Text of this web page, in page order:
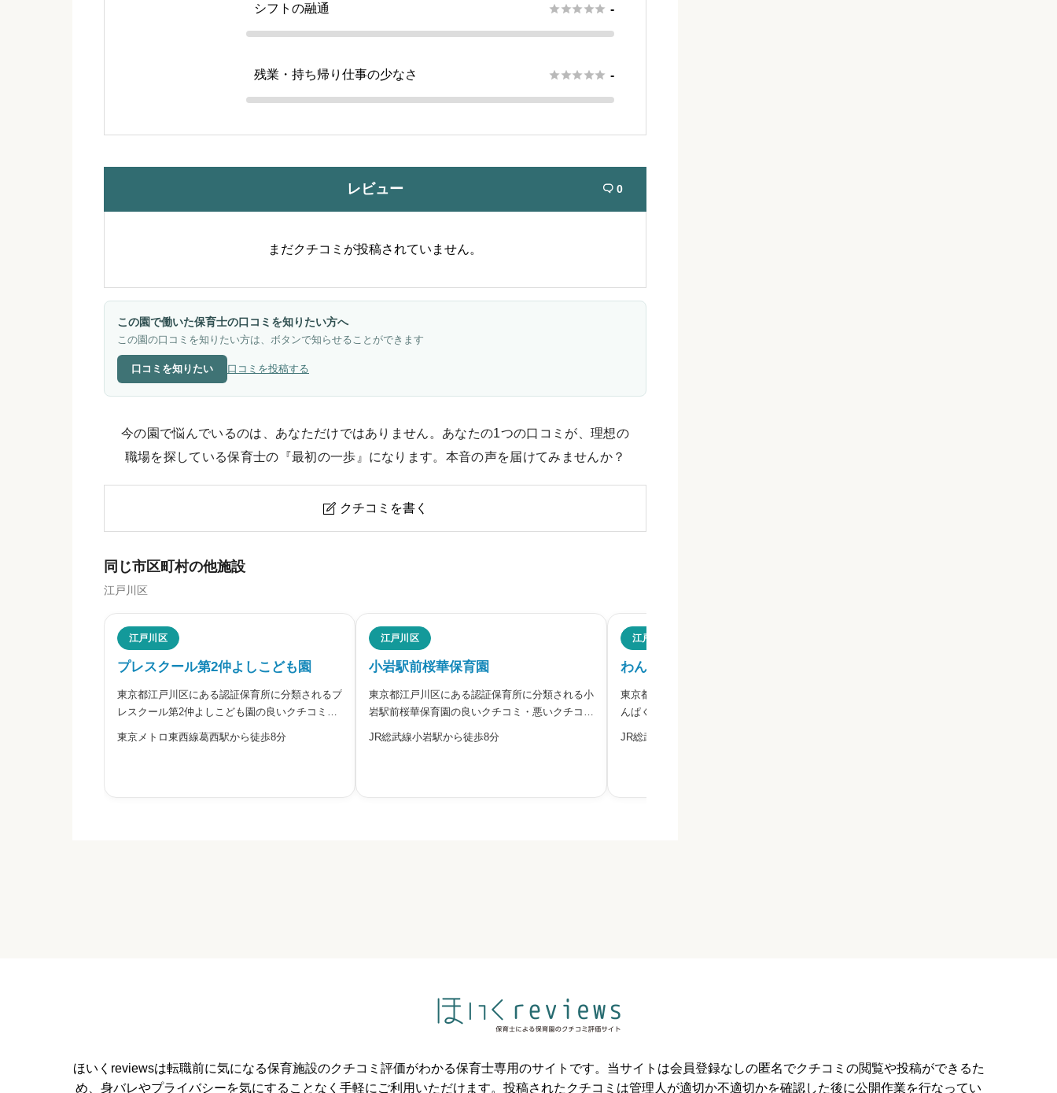
シフトの融通  -
残業・持ち帰り仕事の少なさ  -
レビュー  0
まだクチコミが投稿されていません。
この園で働いた保育士の口コミを知りたい方へ
この園の口コミを知りたい方は、ボタンで知らせることができます
口コミを知りたい 口コミを投稿する
今の園で悩んでいるのは、あなただけではありません。あなたの1つの口コミが、理想の
職場を探している保育士の『最初の一歩』になります。本音の声を届けてみませんか？
 クチコミを書く
ニックネーム 任意
※本名や誤解される名前の使用はご遠慮ください。
必須
星の数をお選びください   
同じ市区町村の他施設
江戸川区
江戸川区
プレスクール第2仲よしこども園
東京都江戸川区にある認証保育所に分類されるプ
レスクール第2仲よしこども園の良いクチコミ・
悪いクチコミを合わせて評判をご紹介します。
東京メトロ東西線葛西駅から徒歩8分
江戸川区
小岩駅前桜華保育園
東京都江戸川区にある認証保育所に分類される小
岩駅前桜華保育園の良いクチコミ・悪いクチコミ
を合わせて評判をご紹介します。
JR総武線小岩駅から徒歩8分
江戸川区
わんぱくSMILE松島園
東京都江戸川区にある認証保育所に分類されるわ
んぱくSMILE松島園の良いクチコミ・悪いクチ
コミを合わせて評判をご紹介します。
JR総武線新小岩駅から徒歩7分
ほいくreviewsは転職前に気になる保育施設のクチコミ評価がわかる保育士専用のサイトです。当サイトは会員登録なしの匿名でクチコミの閲覧や投稿ができるた
め、身バレやプライバシーを気にすることなく手軽にご利用いただけます。投稿されたクチコミは管理人が適切か不適切かを確認した後に公開作業を行なってい